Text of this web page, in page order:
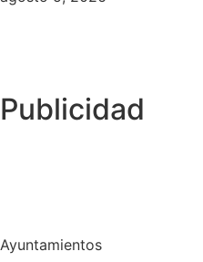
Publicidad
Ayuntamientos